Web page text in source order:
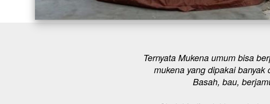
Ternyata Mukena umum bisa
mukena yang dipakai
Basah, bau,